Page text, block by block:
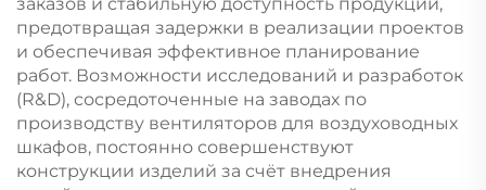
предотвращая задержки в реализации проектов
и обеспечивая эффективное планирование
работ. Возможности исследований и разработок
(R&D), сосредоточенные на заводах по
производству вентиляторов для воздуховодных
шкафов, постоянно совершенствуют
конструкции изделий за счёт внедрения